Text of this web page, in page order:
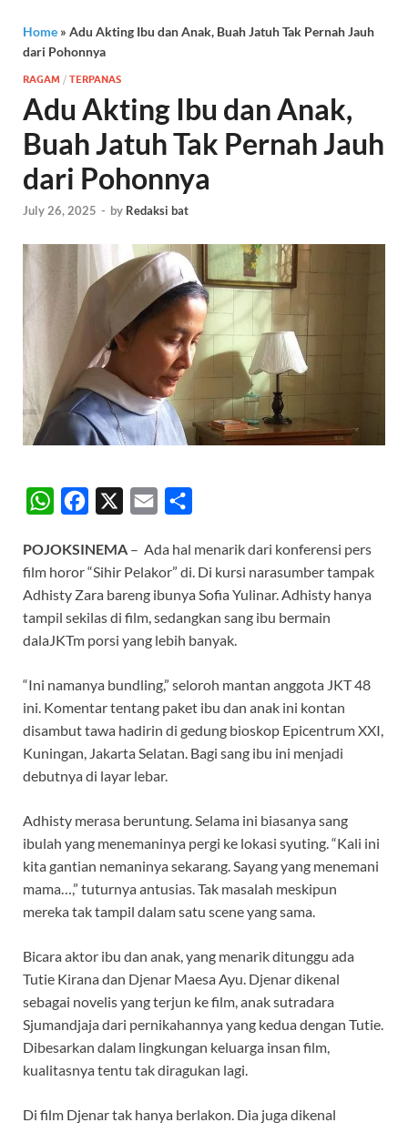
Home » Adu Akting Ibu dan Anak, Buah Jatuh Tak Pernah Jauh
dari Pohonnya
RAGAM / TERPANAS
Adu Akting Ibu dan Anak,
Buah Jatuh Tak Pernah Jauh
dari Pohonnya
July 26, 2025 - by Redaksi bat
W
a
t
s
A
p
c
e
b
o
k
a
i
a
r
POJOKSINEMA – Ada hal menarik dari konferensi pers
film horor “Sihir Pelakor” di. Di kursi narasumber tampak
Adhisty Zara bareng ibunya Sofia Yulinar. Adhisty hanya
tampil sekilas di film, sedangkan sang ibu bermain
dalaJKTm porsi yang lebih banyak.
“Ini namanya bundling,” seloroh mantan anggota JKT 48
ini. Komentar tentang paket ibu dan anak ini kontan
disambut tawa hadirin di gedung bioskop Epicentrum XXI,
Kuningan, Jakarta Selatan. Bagi sang ibu ini menjadi
debutnya di layar lebar.
Adhisty merasa beruntung. Selama ini biasanya sang
ibulah yang menemaninya pergi ke lokasi syuting. “Kali ini
kita gantian nemaninya sekarang. Sayang yang menemani
mama…,” tuturnya antusias. Tak masalah meskipun
mereka tak tampil dalam satu scene yang sama.
Bicara aktor ibu dan anak, yang menarik ditunggu ada
Tutie Kirana dan Djenar Maesa Ayu. Djenar dikenal
sebagai novelis yang terjun ke film, anak sutradara
Sjumandjaja dari pernikahannya yang kedua dengan Tutie.
Dibesarkan dalam lingkungan keluarga insan film,
kualitasnya tentu tak diragukan lagi.
Di film Djenar tak hanya berlakon. Dia juga dikenal